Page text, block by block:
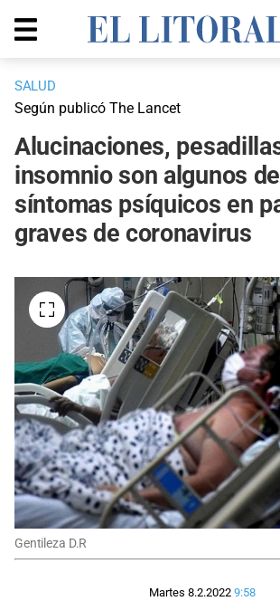
SALUD
Según publicó The Lancet
Alucinaciones,
insomnio son algunos
síntomas psíquicos en
graves de coronavirus
Gentileza D.R
Martes 8.2.2022 9:58